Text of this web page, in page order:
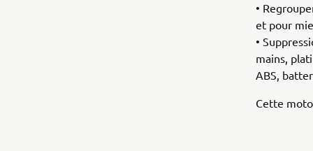
•
et pour
•
mains,
ABS,
Cette